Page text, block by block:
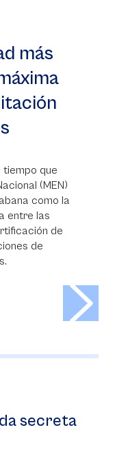
más
tiempo que
(MEN)
como la
entre las
de
de
secreta